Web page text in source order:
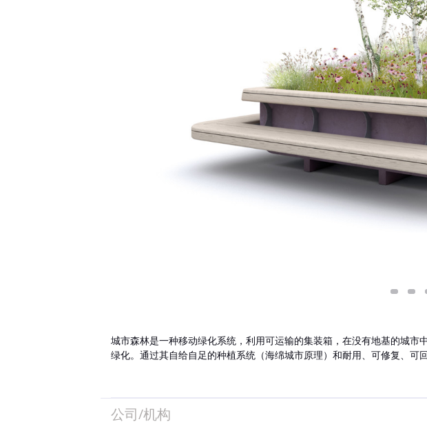
城市森林是一种移动绿化系统，利用可运输的集装箱，在没有地基的城
绿化。通过其自给自足的种植系统（海绵城市原理）和耐用、可修复、可
公司/机构